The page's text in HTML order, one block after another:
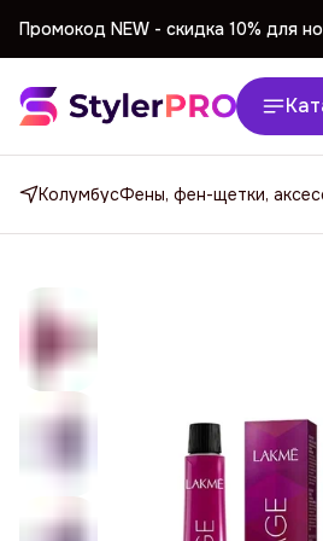
Промокод NEW - cкидка 10% для
Промокод NEW - cкидка 10% для
КолумбусФены, фен-щетки,